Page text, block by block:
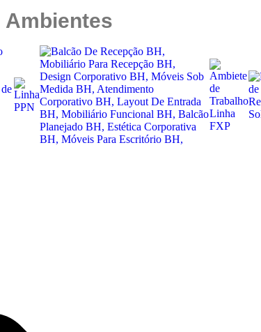
Ambientes